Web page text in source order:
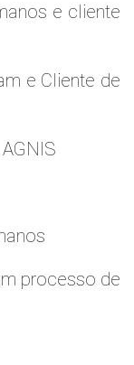
e cliente
e Cliente de
processo de